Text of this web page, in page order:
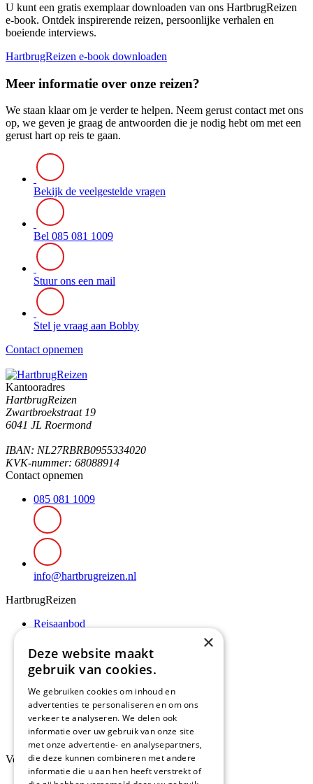
U kunt een gratis exemplaar downloaden van ons HartbrugReizen
e-book. Ontdek inspirerende reizen, persoonlijke verhalen en
boeiende interviews.
HartbrugReizen e-book downloaden
Meer informatie over onze reizen?
We staan klaar om je verder te helpen. Neem gerust contact met ons
op, we geven je graag de antwoorden die je nodig hebt om met een
gerust hart op reis te gaan.
Bekijk de veelgestelde vragen
Bel 085 081 1009
Stuur ons een mail
Stel je vraag aan Bobby
Contact opnemen
Kantooradres
HartbrugReizen
Zwartbroekstraat 19
6041 JL Roermond
IBAN: NL27RBRB0955334020
KVK-nummer: 68088914
Contact opnemen
085 081 1009
info@hartbrugreizen.nl
HartbrugReizen
Reisaanbod
Reisinspiratie
Reisverhalen
Sitemap
Gebruiksvoorwaarden
Algemene reisvoorwaarden
Privacy en algemene reisvoorwaarden
Disclaimer
Volg ons
×
Deze website maakt
gebruik van cookies.
We gebruiken cookies om inhoud en
advertenties te personaliseren en om ons
verkeer te analyseren. We delen ook
informatie over uw gebruik van onze site
met onze advertentie- en analysepartners,
die deze kunnen combineren met andere
informatie die u aan hen heeft verstrekt of